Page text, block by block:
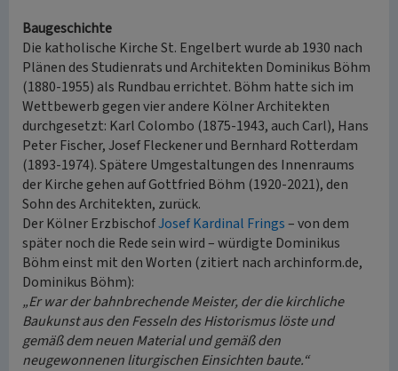
Baugeschichte
Die katholische Kirche St. Engelbert wurde ab 1930 nach
Plänen des Studienrats und Architekten Dominikus Böhm
(1880-1955) als Rundbau errichtet. Böhm hatte sich im
Wettbewerb gegen vier andere Kölner Architekten
durchgesetzt: Karl Colombo (1875-1943, auch Carl), Hans
Peter Fischer, Josef Fleckener und Bernhard Rotterdam
(1893-1974). Spätere Umgestaltungen des Innenraums
der Kirche gehen auf Gottfried Böhm (1920-2021), den
Sohn des Architekten, zurück.
Der Kölner ErzbischofJosef Kardinal Frings– von dem
später noch die Rede sein wird – würdigte Dominikus
Böhm einst mit den Worten (zitiert nach archinform.de,
Dominikus Böhm):
„Er war der bahnbrechende Meister, der die kirchliche
Baukunst aus den Fesseln des Historismus löste und
gemäß dem neuen Material und gemäß den
neugewonnenen liturgischen Einsichten baute.“